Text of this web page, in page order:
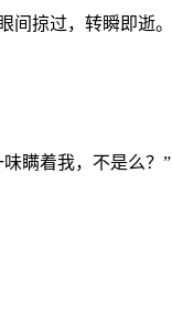
掠过，转瞬即逝。
瞒着我，不是么？”